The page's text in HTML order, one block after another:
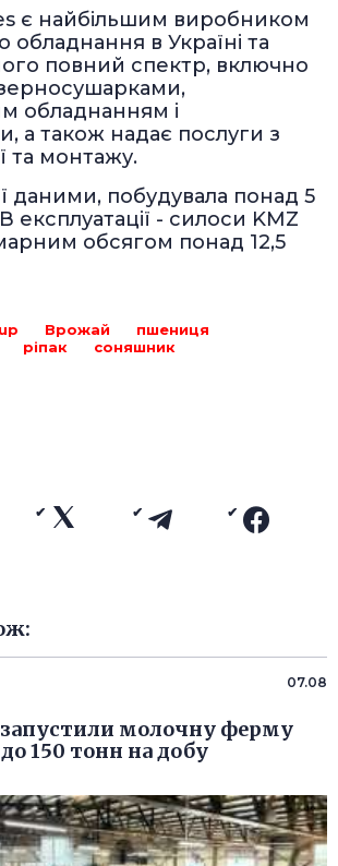
є найбільшим виробником
обладнання в Україні та
повний спектр, включно
обладнанням і
а також надає послуги з
та монтажу.
даними, побудувала понад 5
експлуатації - силоси KMZ
обсягом понад 12,5
Врожай
пшениця
ріпак соняшник
07.08
запустили молочну ферму
150 тонн на добу